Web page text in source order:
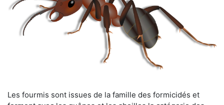
Les fourmis sont issues de la famille des formicidés et